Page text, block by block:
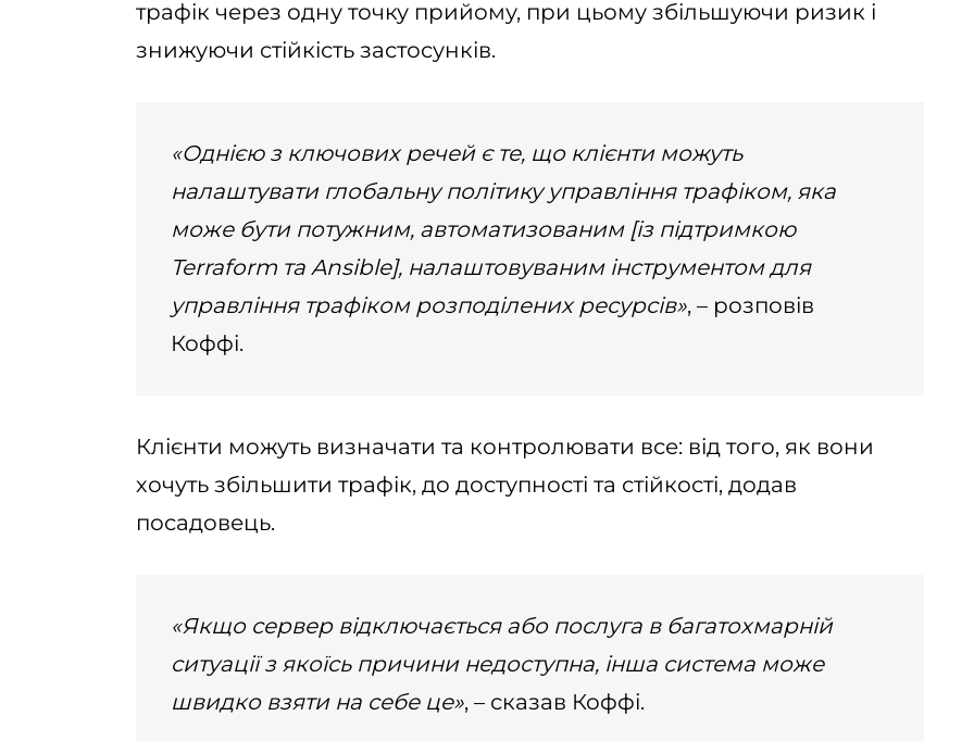
трафік через одну точку прийому, при цьому збільшуючи ризик і
знижуючи стійкість застосунків.
«Однією з ключових речей є те, що клієнти можуть
налаштувати глобальну політику управління трафіком, яка
може бути потужним, автоматизованим [із підтримкою
Terraform та Ansible], налаштовуваним інструментом для
управління трафіком розподілених ресурсів», – розповів
Коффі.
Клієнти можуть визначати та контролювати все: від того, як вони
хочуть збільшити трафік, до доступності та стійкості, додав
посадовець.
«Якщо сервер відключається або послуга в багатохмарній
ситуації з якоїсь причини недоступна, інша система може
швидко взяти на себе це», – сказав Коффі.